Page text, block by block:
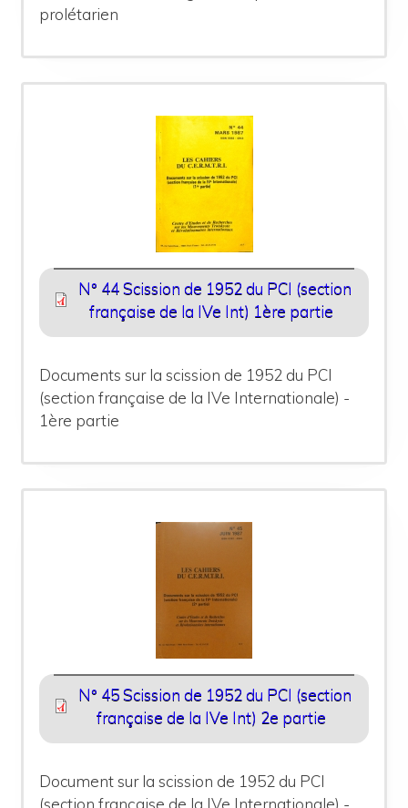
prolétarien
N° 44 Scission de 1952 du PCI (section
française de la IVe Int) 1ère partie
Documents sur la scission de 1952 du PCI
(section française de la IVe Internationale) -
1ère partie
N° 45 Scission de 1952 du PCI (section
française de la IVe Int) 2e partie
Document sur la scission de 1952 du PCI
(section française de la IVe Internationale) -